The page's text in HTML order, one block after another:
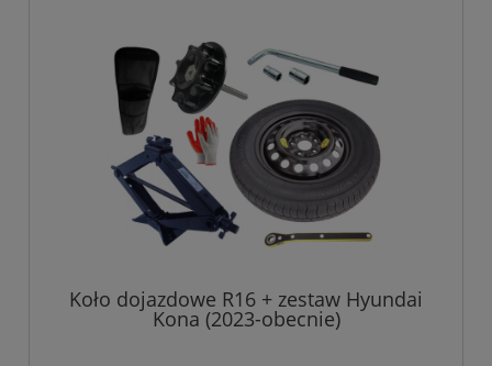
Koło dojazdowe R16 + zestaw Hyundai
Kona (2023-obecnie)